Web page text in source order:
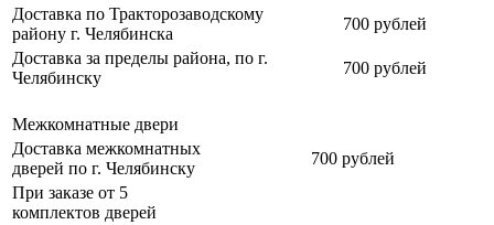
Доставка по Тракторозаводскому
району г. Челябинска
700 рублей
Доставка за пределы района, по г.
Челябинску
700 рублей
Межкомнатные двери
Доставка межкомнатных
дверей по г. Челябинску
700 рублей
При заказе от 5
комплектов дверей